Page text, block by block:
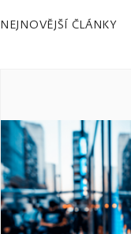
NEJNOVĚJŠÍ ČLÁNKY